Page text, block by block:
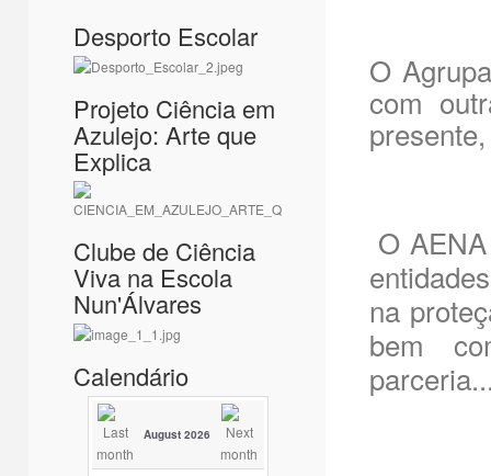
Desporto Escolar
Projeto Ciência em
Azulejo: Arte que
Explica
Clube de Ciência
Viva na Escola
Nun'Álvares
Calendário
August 2026
O
com
O
na
bem